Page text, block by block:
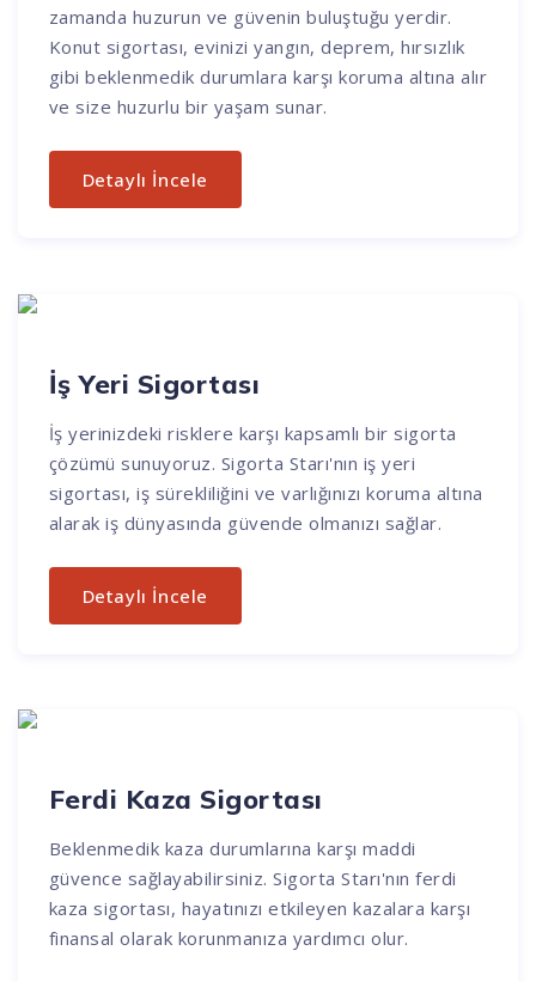
zamanda huzurun ve güvenin buluştuğu yerdir.
Konut sigortası, evinizi yangın, deprem, hırsızlık
gibi beklenmedik durumlara karşı koruma altına alır
ve size huzurlu bir yaşam sunar.
Detaylı İncele
İş Yeri Sigortası
İş yerinizdeki risklere karşı kapsamlı bir sigorta
çözümü sunuyoruz. Sigorta Starı'nın iş yeri
sigortası, iş sürekliliğini ve varlığınızı koruma altına
alarak iş dünyasında güvende olmanızı sağlar.
Detaylı İncele
Ferdi Kaza Sigortası
Beklenmedik kaza durumlarına karşı maddi
güvence sağlayabilirsiniz. Sigorta Starı'nın ferdi
kaza sigortası, hayatınızı etkileyen kazalara karşı
finansal olarak korunmanıza yardımcı olur.